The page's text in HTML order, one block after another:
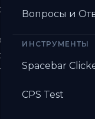
Вопросы и
ИНСТРУМЕНТЫ
Spacebar
CPS Test
игрового
проверяйте
Работает